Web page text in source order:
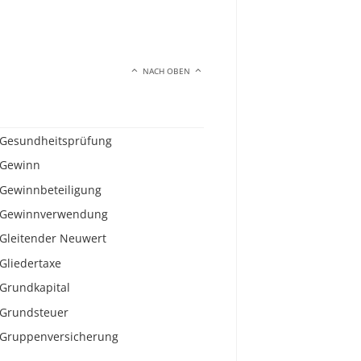
NACH OBEN
Gesundheitsprüfung
Gewinn
Gewinnbeteiligung
Gewinnverwendung
Gleitender Neuwert
Gliedertaxe
Grundkapital
Grundsteuer
Gruppenversicherung